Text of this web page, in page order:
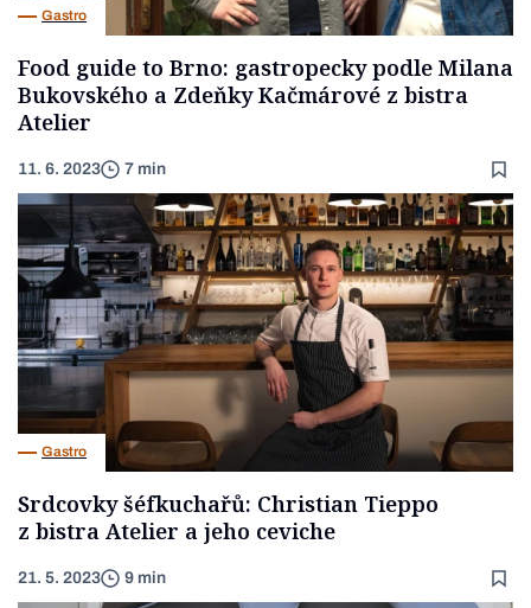
Gastro
Food guide to Brno: gastropecky podle Milana
Bukovského a Zdeňky Kačmárové z bistra
Atelier
11. 6. 2023 7 min
Gastro
Srdcovky šéfkuchařů: Christian Tieppo
z bistra Atelier a jeho ceviche
21. 5. 2023 9 min